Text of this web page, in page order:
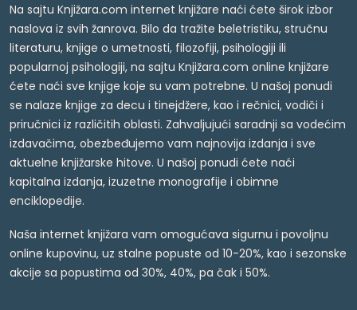
Na sajtu Knjižara.com internet knjižare naći ćete širok izbor
naslova iz svih žanrova. Bilo da tražite beletristiku, stručnu
literaturu, knjige o umetnosti, filozofiji, psihologiji ili
popularnoj psihologiji, na sajtu Knjižara.com online knjižare
ćete naći sve knjige koje su vam potrebne. U našoj ponudi
se nalaze knjige za decu i tinejdžere, kao i rečnici, vodiči i
priručnici iz različitih oblasti. Zahvaljujući saradnji sa vodećim
izdavačima, obezbeđujemo vam najnovija izdanja i sve
aktuelne knjižarske hitove. U našoj ponudi ćete naći
kapitalna izdanja, izuzetne monografije i obimne
enciklopedije.
Naša internet knjižara vam omogućava sigurnu i povoljnu
online kupovinu, uz stalne popuste od 10-20%, kao i sezonske
akcije sa popustima od 30%, 40%, pa čak i 50%.